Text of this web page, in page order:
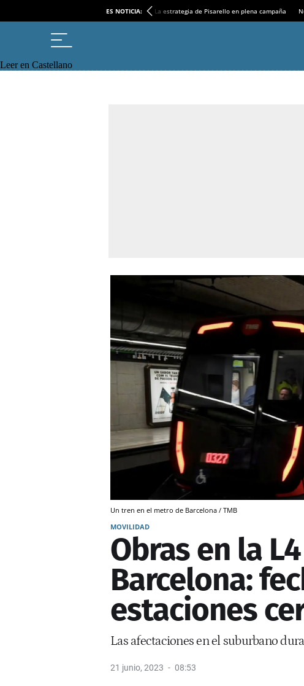
ES NOTICIA: La estrategia de Pisarello en plena campaña
Leer en Castellano
Un tren en el metro de Barcelona / TMB
MOVILIDAD
Obras en la
Barcelona:
estaciones
Las afectaciones en el suburbano
21 junio, 2023 08:53